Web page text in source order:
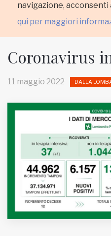
navigazione, acconsenti
qui per maggiori
Inviateci le vostre segnalazioni
Iscriviti alla newsletter
Coronavirus
11 maggio 2022 DALLA